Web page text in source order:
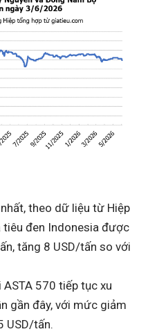
theo dữ liệu từ Hiệp
tiêu đen Indonesia được
tăng 8 USD/tấn so với
570 tiếp tục xu
gần đây, với mức giảm
USD/tấn.